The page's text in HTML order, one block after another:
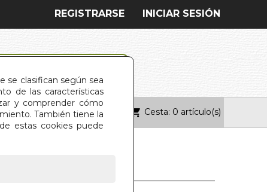
se clasifican según sea
de las características
y comprender cómo
También tiene la
estas cookies puede
INICIAR SESIÓN
REGISTRARSE
Cesta: 0 artículo(s)